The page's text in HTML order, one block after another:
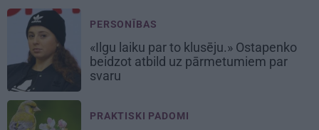
PERSONĪBAS
«Ilgu laiku par to klusēju.» Ostapenko
beidzot atbild uz pārmetumiem par
svaru
PRAKTISKI PADOMI